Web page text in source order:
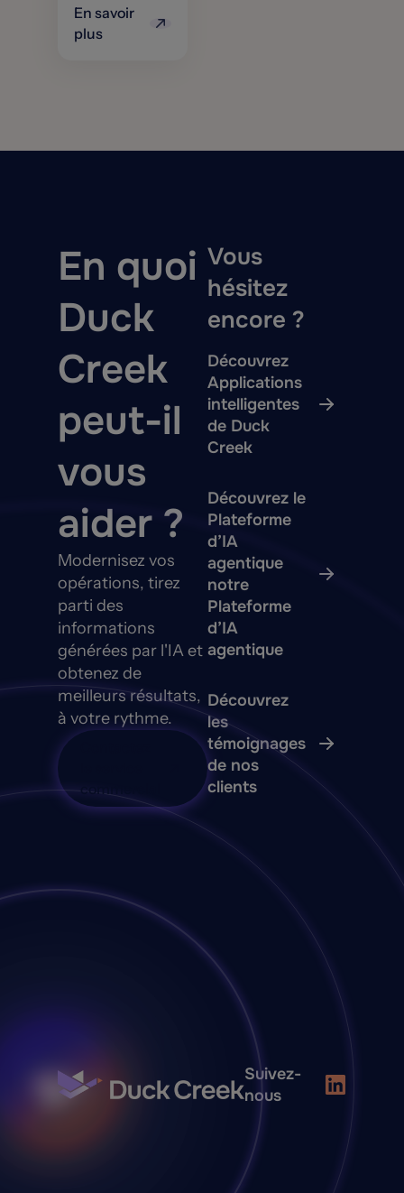
En savoir
plus
En quoi
Duck
Creek
peut-il
vous
aider ?
Modernisez vos
opérations, tirez
parti des
informations
générées par l'IA et
obtenez de
meilleurs résultats,
à votre rythme.
commercial
Vous
hésitez
encore ?
Découvrez
Applications
intelligentes
de Duck
Creek
Découvrez le
Plateforme
d’IA
agentique
notre
Plateforme
d’IA
agentique
Découvrez
les
témoignages
de nos
clients
Suivez-
nous